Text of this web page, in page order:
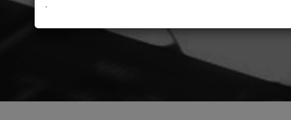
`